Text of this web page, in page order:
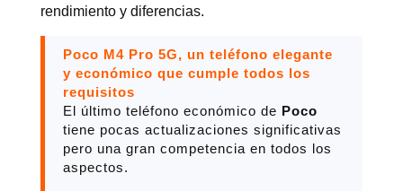
rendimiento y diferencias.
Poco M4 Pro 5G, un teléfono elegante
y económico que cumple todos los
requisitos
El último teléfono económico de Poco
tiene pocas actualizaciones significativas
pero una gran competencia en todos los
aspectos.